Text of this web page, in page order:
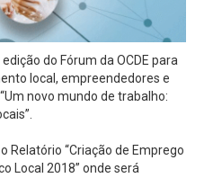
do Fórum da OCDE para
local, empreendedores e
novo mundo de trabalho:
Relatório “Criação de Emprego
Local 2018” onde será